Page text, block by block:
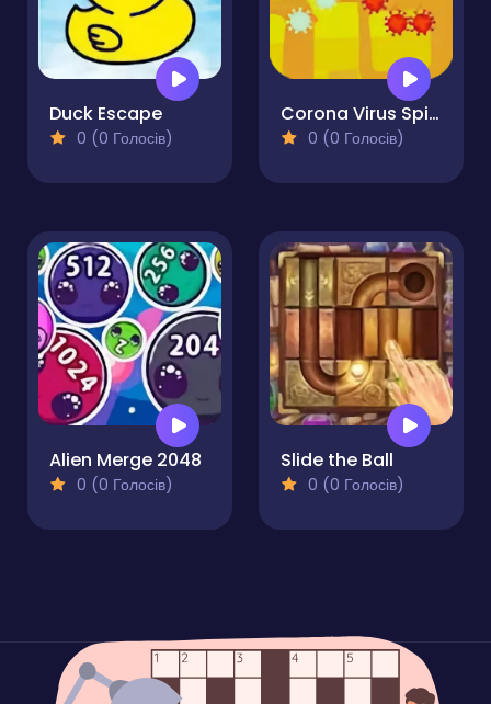
Duck Escape
0 (0 Голосів)
Corona Virus Spine
0 (0 Голосів)
Alien Merge 2048
0 (0 Голосів)
Slide the Ball
0 (0 Голосів)